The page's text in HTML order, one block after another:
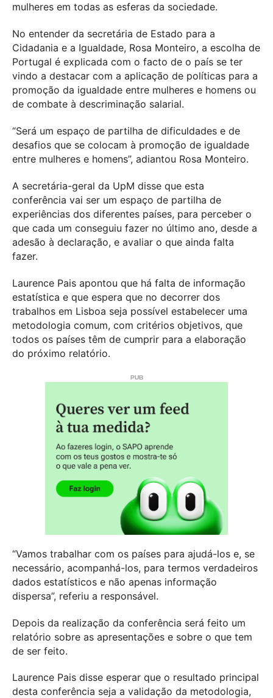
mulheres em todas as esferas da sociedade.
No entender da secretária de Estado para a
Cidadania e a Igualdade, Rosa Monteiro, a escolha de
Portugal é explicada com o facto de o país se ter
vindo a destacar com a aplicação de políticas para a
promoção da igualdade entre mulheres e homens ou
de combate à descriminação salarial.
“Será um espaço de partilha de dificuldades e de
desafios que se colocam à promoção de igualdade
entre mulheres e homens”, adiantou Rosa Monteiro.
A secretária-geral da UpM disse que esta
conferência vai ser um espaço de partilha de
experiências dos diferentes países, para perceber o
que cada um conseguiu fazer no último ano, desde a
adesão à declaração, e avaliar o que ainda falta
fazer.
Laurence Pais apontou que há falta de informação
estatística e que espera que no decorrer dos
trabalhos em Lisboa seja possível estabelecer uma
metodologia comum, com critérios objetivos, que
todos os países têm de cumprir para a elaboração
do próximo relatório.
“Vamos trabalhar com os países para ajudá-los e, se
necessário, acompanhá-los, para termos verdadeiros
dados estatísticos e não apenas informação
dispersa”, referiu a responsável.
Depois da realização da conferência será feito um
relatório sobre as apresentações e sobre o que tem
de ser feito.
Laurence Pais disse esperar que o resultado principal
desta conferência seja a validação da metodologia,